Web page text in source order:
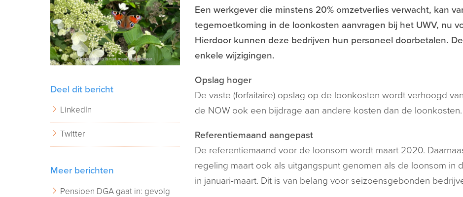
Een werkgever die minstens 20% omzetverlies verwacht, kan
tegemoetkoming in de loonkosten aanvragen bij het UWV, nu
Hierdoor kunnen deze bedrijven hun personeel doorbetalen.
enkele wijzigingen.
Opslag hoger
De vaste (forfaitaire) opslag op de loonkosten wordt verhoogd
de NOW ook een bijdrage aan andere kosten dan de loonkosten.
Referentiemaand aangepast
De referentiemaand voor de loonsom wordt maart 2020.
regeling maart ook als uitgangspunt genomen als de loonsom in
in januari-maart. Dit is van belang voor seizoensgebonden
Deel dit bericht
LinkedIn
Twitter
Meer berichten
Pensioen DGA gaat in: gevolg